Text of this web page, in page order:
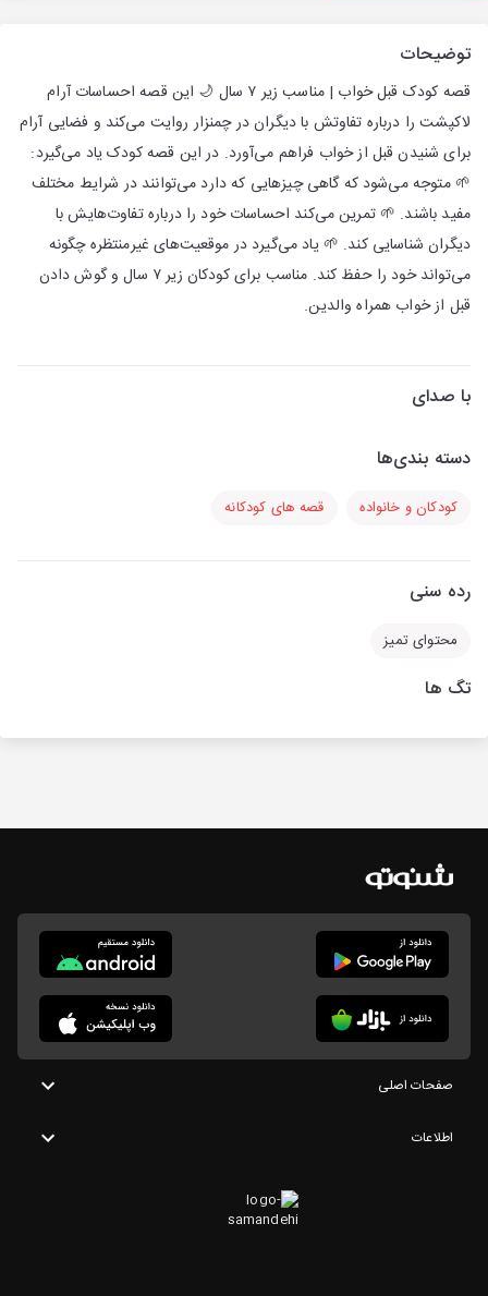
توضیحات
قصه کودک قبل خواب | مناسب زیر ۷ سال 🌙 این قصه احساسات آرام
لاکپشت را درباره تفاوتش با دیگران در چمنزار روایت می‌کند و فضایی آرام
برای شنیدن قبل از خواب فراهم می‌آورد. در این قصه کودک یاد می‌گیرد:
🌱 متوجه می‌شود که گاهی چیزهایی که دارد می‌توانند در شرایط مختلف
مفید باشند. 🌱 تمرین می‌کند احساسات خود را درباره تفاوت‌هایش با
دیگران شناسایی کند. 🌱 یاد می‌گیرد در موقعیت‌های غیرمنتظره چگونه
می‌تواند خود را حفظ کند. مناسب برای کودکان زیر ۷ سال و گوش دادن
قبل از خواب همراه والدین.
با صدای
دسته بندی‌ها
کودکان و خانواده قصه های کودکانه
رده سنی
محتوای تمیز
تگ ها
صفحات اصلی
اطلاعات